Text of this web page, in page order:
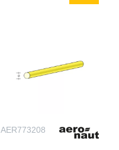
AER773208